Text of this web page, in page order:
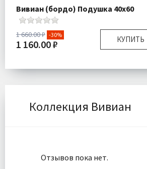
Вивиан (бордо) Подушка 40х60
1 660.00 ₽ -30%
1 160.00 ₽ КУПИТЬ
Размер:
40х60 см
Ткань:
Велюр
Коллекция Вивиан
Отзывов пока нет.